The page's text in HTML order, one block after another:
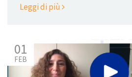
Leggi di più
01
FEB